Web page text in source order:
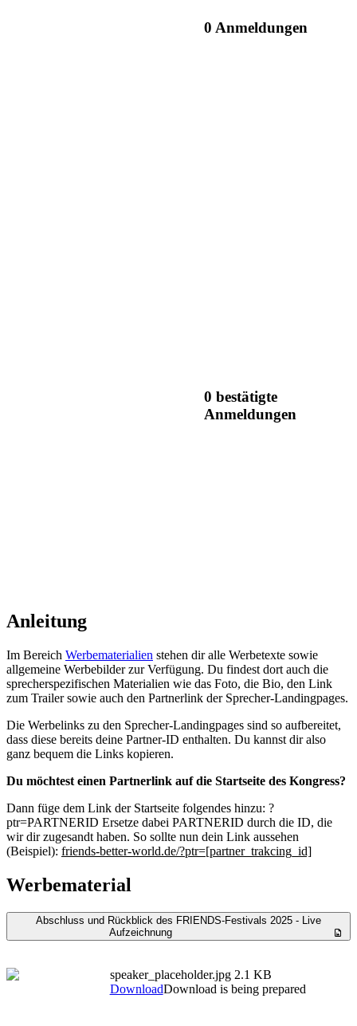
0 Anmeldungen
0 bestätigte
Anmeldungen
Anleitung
Im Bereich Werbematerialien stehen dir alle Werbetexte sowie
allgemeine Werbebilder zur Verfügung. Du findest dort auch die
sprecherspezifischen Materialien wie das Foto, die Bio, den Link
zum Trailer sowie auch den Partnerlink der Sprecher-Landingpages.
Die Werbelinks zu den Sprecher-Landingpages sind so aufbereitet,
dass diese bereits deine Partner-ID enthalten. Du kannst dir also
ganz bequem die Links kopieren.
Du möchtest einen Partnerlink auf die Startseite des Kongress?
Dann füge dem Link der Startseite folgendes hinzu: ?
ptr=PARTNERID Ersetze dabei PARTNERID durch die ID, die
wir dir zugesandt haben. So sollte nun dein Link aussehen
(Beispiel): friends-better-world.de/?ptr=[partner_trakcing_id]
Werbematerial
Abschluss und Rückblick des FRIENDS-Festivals 2025 - Live
Aufzeichnung
speaker_placeholder.jpg 2.1 KB
DownloadDownload is being prepared